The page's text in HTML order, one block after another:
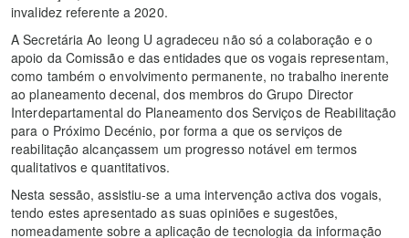
invalidez referente a 2020.
A Secretária Ao Ieong U agradeceu não só a colaboração e o
apoio da Comissão e das entidades que os vogais representam,
como também o envolvimento permanente, no trabalho inerente
ao planeamento decenal, dos membros do Grupo Director
Interdepartamental do Planeamento dos Serviços de Reabilitação
para o Próximo Decénio, por forma a que os serviços de
reabilitação alcançassem um progresso notável em termos
qualitativos e quantitativos.
Nesta sessão, assistiu-se a uma intervenção activa dos vogais,
tendo estes apresentado as suas opiniões e sugestões,
nomeadamente sobre a aplicação de tecnologia da informação